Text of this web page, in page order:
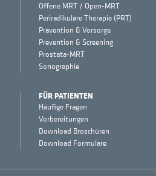
Offene MRT / Open-MRT
Periradikuläre Therapie (PRT)
Prävention & Vorsorge
Prevention & Screening
Prostata-MRT
Sonographie
FÜR PATIENTEN
Häufige Fragen
Vorbereitungen
Download Broschüren
Download Formulare